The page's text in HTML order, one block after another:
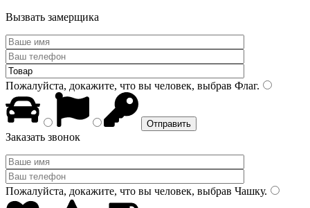
Вызвать замерщика
Пожалуйста, докажите, что вы человек, выбрав Флаг.
Заказать звонок
Пожалуйста, докажите, что вы человек, выбрав Чашку.